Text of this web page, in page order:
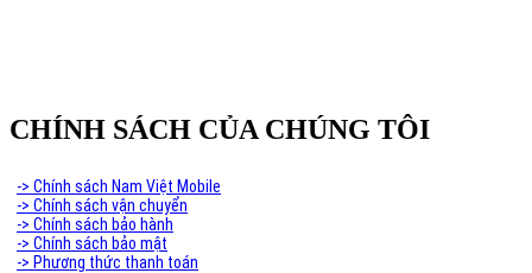
CHÍNH SÁCH CỦA CHÚNG TÔI
-> Chính sách Nam Việt Mobile
-> Chính sách vận chuyển
-> Chính sách bảo hành
-> Chính sách bảo mật
-> Phương thức thanh toán